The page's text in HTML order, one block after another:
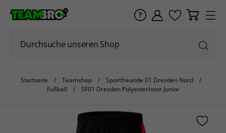
Startseite Teamshop
Sportfreunde 01 Dresden Nord
Fußball
SF01 Dresden Polyesterhose Junior